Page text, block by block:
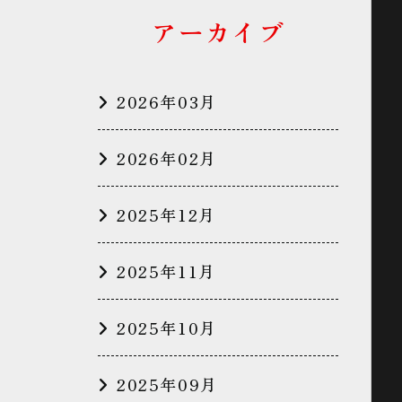
アーカイブ
2026年03月
2026年02月
2025年12月
2025年11月
2025年10月
2025年09月